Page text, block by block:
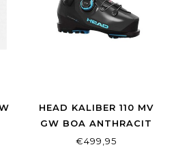
HEAD KALIBER 110 MV
GW BOA ANTHRACIT
SPEED BLUE
€499,95